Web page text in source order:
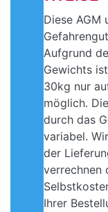
Diese AGM
Gefahrengut
Aufgrund
Gewichts
30kg nur
möglich.
durch das
variabel.
der
verrechnen
Ihrer